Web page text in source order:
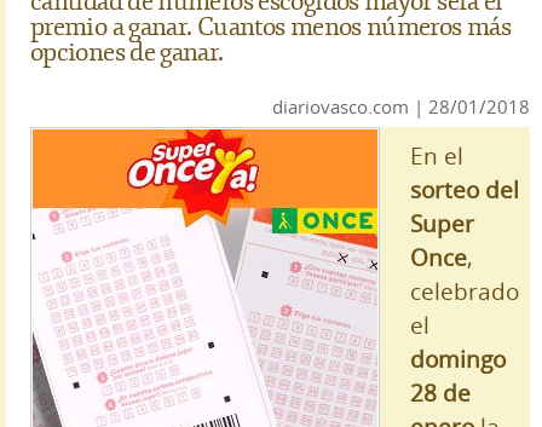
premio a ganar. Cuantos menos números más
opciones de ganar.
diariovasco.com | 28/01/2018
En el
sorteo del
Super
Once,
celebrado
el
domingo
28 de